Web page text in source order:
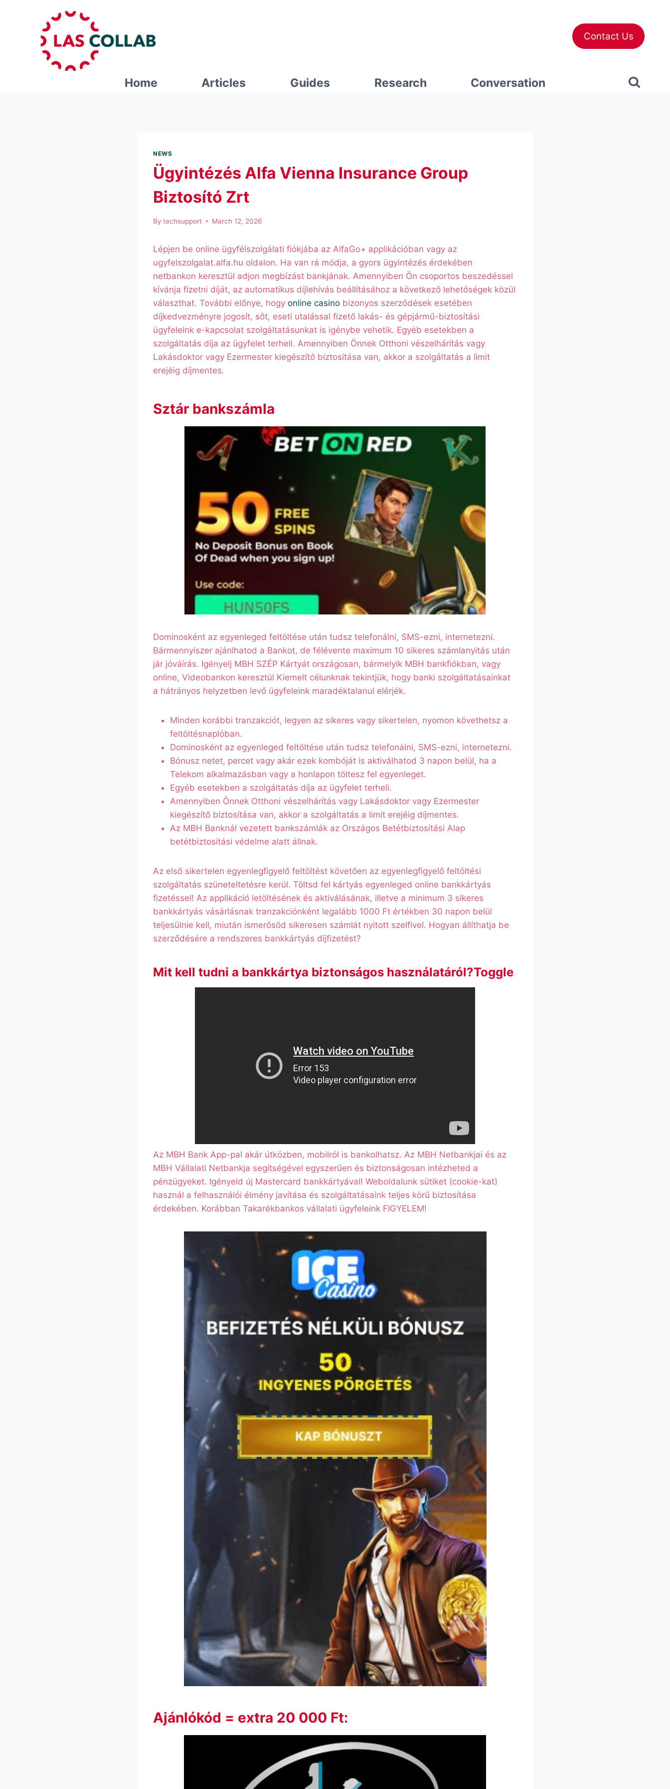
Contact Us
Home Articles Guides Research Conversation
NEWS
Ügyintézés Alfa Vienna Insurance Group
Biztosító Zrt
By techsupport March 12, 2026
Lépjen be online ügyfélszolgálati fiókjába az AlfaGo+ applikációban vagy az
ugyfelszolgalat.alfa.hu oldalon. Ha van rá módja, a gyors ügyintézés érdekében
netbankon keresztül adjon megbízást bankjának. Amennyiben Ön csoportos beszedéssel
kívánja fizetni díját, az automatikus díjlehívás beállításához a következő lehetőségek közül
választhat. További előnye, hogy online casino bizonyos szerződések esetében
díjkedvezményre jogosít, sőt, eseti utalással fizető lakás- és gépjármű-biztosítási
ügyfeleink e-kapcsolat szolgáltatásunkat is igénybe vehetik. Egyéb esetekben a
szolgáltatás díja az ügyfelet terheli. Amennyiben Önnek Otthoni vészelhárítás vagy
Lakásdoktor vagy Ezermester kiegészítő biztosítása van, akkor a szolgáltatás a limit
erejéig díjmentes.
Sztár bankszámla
Dominosként az egyenleged feltöltése után tudsz telefonálni, SMS-ezni, internetezni.
Bármennyiszer ajánlhatod a Bankot, de félévente maximum 10 sikeres számlanyitás után
jár jóváírás. Igényelj MBH SZÉP Kártyát országosan, bármelyik MBH bankfiókban, vagy
online, Videobankon keresztül Kiemelt célunknak tekintjük, hogy banki szolgáltatásainkat
a hátrányos helyzetben levő ügyfeleink maradéktalanul elérjék.
Minden korábbi tranzakciót, legyen az sikeres vagy sikertelen, nyomon követhetsz a
feltöltésnaplóban.
Dominosként az egyenleged feltöltése után tudsz telefonálni, SMS-ezni, internetezni.
Bónusz netet, percet vagy akár ezek kombóját is aktiválhatod 3 napon belül, ha a
Telekom alkalmazásban vagy a honlapon töltesz fel egyenleget.
Egyéb esetekben a szolgáltatás díja az ügyfelet terheli.
Amennyiben Önnek Otthoni vészelhárítás vagy Lakásdoktor vagy Ezermester
kiegészítő biztosítása van, akkor a szolgáltatás a limit erejéig díjmentes.
Az MBH Banknál vezetett bankszámlák az Országos Betétbiztosítási Alap
betétbiztosítási védelme alatt állnak.
Az első sikertelen egyenlegfigyelő feltöltést követően az egyenlegfigyelő feltöltési
szolgáltatás szüneteltetésre kerül. Töltsd fel kártyás egyenleged online bankkártyás
fizetéssel! Az applikáció letöltésének és aktiválásának, illetve a minimum 3 sikeres
bankkártyás vásárlásnak tranzakciónként legalább 1000 Ft értékben 30 napon belül
teljesülnie kell, miután ismerősöd sikeresen számlát nyitott szelfivel. Hogyan állíthatja be
szerződésére a rendszeres bankkártyás díjfizetést?
Mit kell tudni a bankkártya biztonságos használatáról?Toggle
Az MBH Bank App-pal akár útközben, mobilról is bankolhatsz. Az MBH Netbankjai és az
MBH Vállalati Netbankja segítségével egyszerűen és biztonságosan intézheted a
pénzügyeket. Igényeld új Mastercard bankkártyával! Weboldalunk sütiket (cookie-kat)
használ a felhasználói élmény javítása és szolgáltatásaink teljes körű biztosítása
érdekében. Korábban Takarékbankos vállalati ügyfeleink FIGYELEM!
Ajánlókód = extra 20 000 Ft: